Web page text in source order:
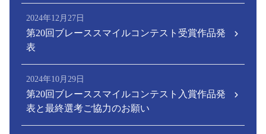
2024年12月27日
第20回ブレーススマイルコンテスト受賞作品発
表
2024年10月29日
第20回ブレーススマイルコンテスト入賞作品発
表と最終選考ご協力のお願い